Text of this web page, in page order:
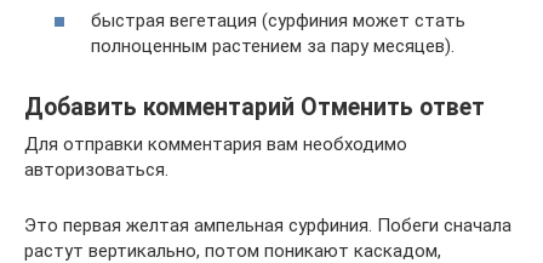
быстрая вегетация (сурфиния может стать
полноценным растением за пару месяцев).
Добавить комментарий Отменить ответ
Для отправки комментария вам необходимо
авторизоваться.
Это первая желтая ампельная сурфиния. Побеги сначала
растут вертикально, потом поникают каскадом,